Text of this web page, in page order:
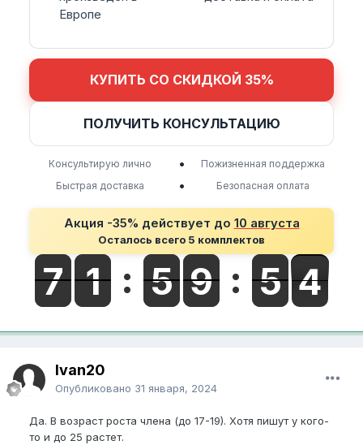
Европе
КУПИТЬ СО СКИДКОЙ 35%
ПОЛУЧИТЬ КОНСУЛЬТАЦИЮ
Консультирую лично •
Пожизненная поддержка
Быстрая доставка
• Безопасная оплата
Акция -35% действует до 10 августа
Осталось всего 5 комплектов
Ivan20
Опубликовано 31 января, 2024
Да. В вoзраст pocта члена (до 17-19). Хотя пишут у кого-
то и до 25 paстет.